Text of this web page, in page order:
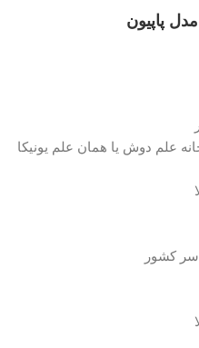
پاپیون
علم دوش یا همان علم یونیکا
کشور